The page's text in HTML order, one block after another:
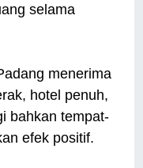
selama
menerima
hotel penuh,
bahkan tempat-
efek positif.